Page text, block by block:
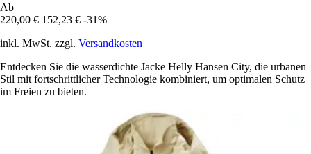
Ab
220,00 € 152,23 € -31%
inkl. MwSt. zzgl. Versandkosten
Entdecken Sie die wasserdichte Jacke Helly Hansen City, die urbanen
Stil mit fortschrittlicher Technologie kombiniert, um optimalen Schutz
im Freien zu bieten.